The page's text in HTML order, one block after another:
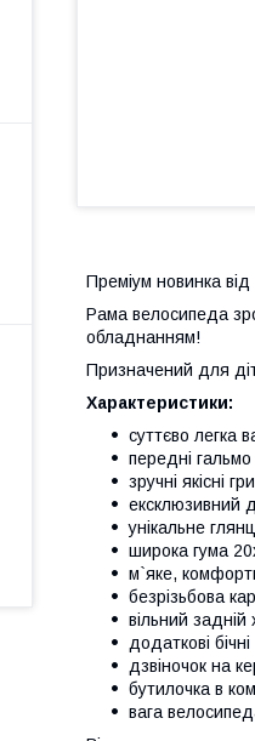
Преміум новинка
Рама велосипеда
обладнанням!
Призначений для
Характеристики:
суттєво легка
передні
зручні якісні
ексклюзивний
унікальне
широка гума
м`яке,
безрізьбова
вільний
додаткові
дзвіночок на
бутилочка в
вага